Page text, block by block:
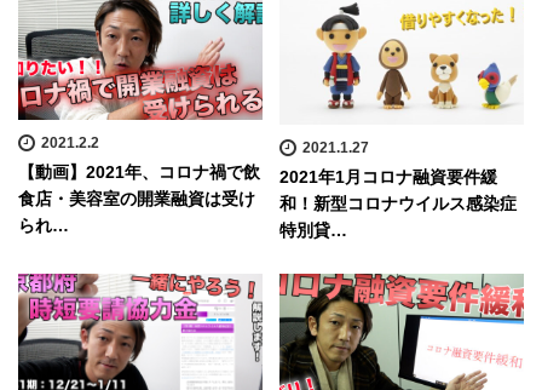
2021.2.2
【動画】2021年、コロナ禍で飲
食店・美容室の開業融資は受け
られ…
2021.1.27
2021年1月コロナ融資要件緩
和！新型コロナウイルス感染症
特別貸…